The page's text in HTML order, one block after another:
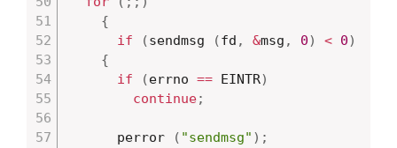
{
if
(sendmsg (fd , &msg , 0) < 0)
{
if
(errno == EINTR)
continue;
	  perror
( "sendmsg" ) ;